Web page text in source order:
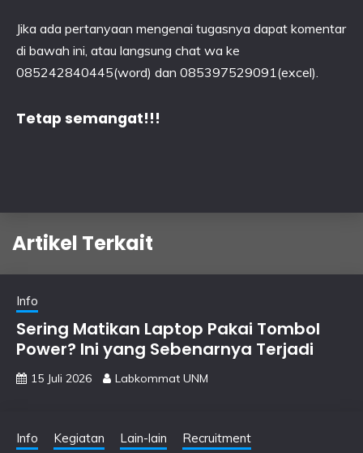
Jika ada pertanyaan mengenai tugasnya dapat komentar
di bawah ini, atau langsung chat wa ke
085242840445(word) dan 085397529091(excel).
Tetap semangat!!!
Artikel Terkait
Info
Sering Matikan Laptop Pakai Tombol
Power? Ini yang Sebenarnya Terjadi
15 Juli 2026 Labkommat UNM
Info Kegiatan Lain-lain Recruitment